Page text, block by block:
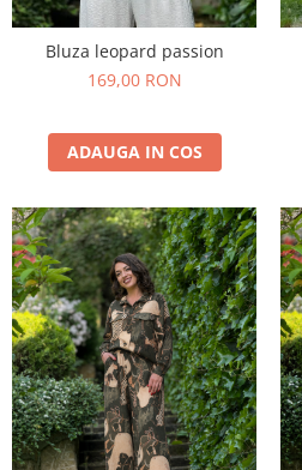
Bluza leopard passion
169,00 RON
ADAUGA IN COS